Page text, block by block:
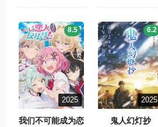
2025
我们不可能成为恋
8.5
2025
鬼人幻灯抄
6.2